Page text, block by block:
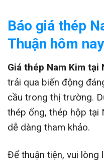
Báo giá thép
Thuận hôm nay
Giá thép Nam Kim tại
trải qua biến động
cầu trong thị trường.
thép ống, thép hộp tại
dễ dàng tham khảo.
Để thuận tiện, vui lòng